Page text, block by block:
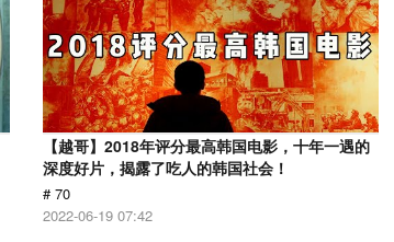
【越哥】2018年评分最高韩国电影，十年一遇的
深度好片，揭露了吃人的韩国社会！
# 70
2022-06-19 07:42